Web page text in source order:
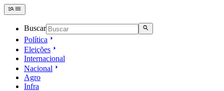
Buscar
Política
Eleições
Internacional
Nacional
Agro
Infra